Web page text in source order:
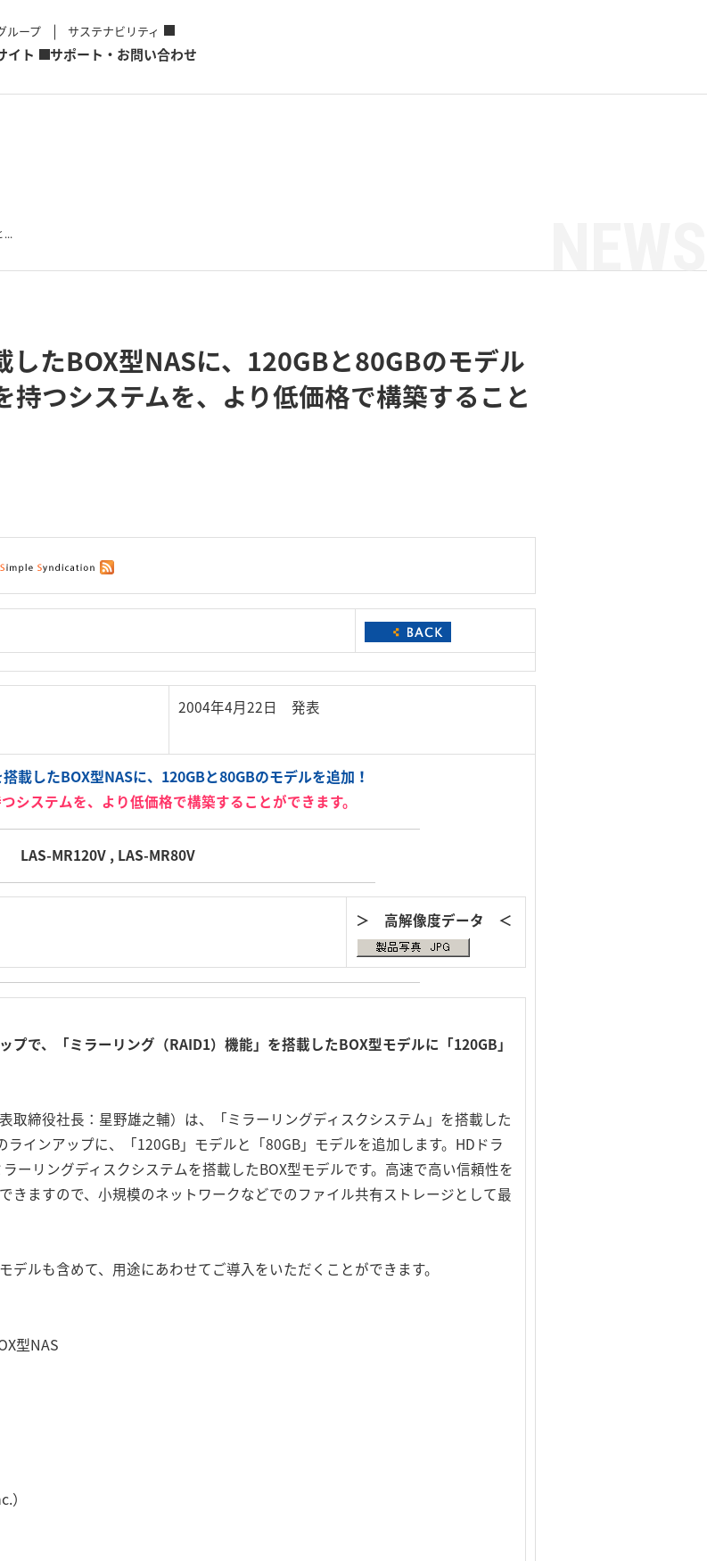
ループ サステナビリティ
イト サポート・お問い合わせ
...
したBOX型NASに、120GBと80GBのモデル
つシステムを、より低価格で構築すること
2004年4月22日 発表
載したBOX型NASに、120GBと80GBのモデルを追加！
システムを、より低価格で構築することができます。
LAS-MR120V , LAS-MR80V
＞ 高解像度データ ＜
で、「ミラーリング（RAID1）機能」を搭載したBOX型モデルに「120GB」
締役社長：星野雄之輔）は、「ミラーリングディスクシステム」を搭載した
ラインアップに、「120GB」モデルと「80GB」モデルを追加します。HDドラ
ーリングディスクシステムを搭載したBOX型モデルです。高速で高い信頼性を
きますので、小規模のネットワークなどでのファイル共有ストレージとして最
ルも含めて、用途にあわせてご導入をいただくことができます。
型NAS